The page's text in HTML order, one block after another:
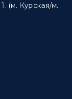
(м. Курская/м.